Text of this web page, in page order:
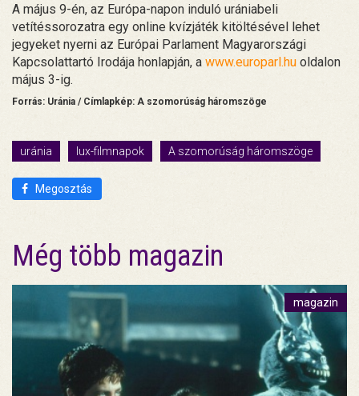
A május 9-én, az Európa-napon induló urániabeli
vetítéssorozatra egy online kvízjáték kitöltésével lehet
jegyeket nyerni az Európai Parlament Magyarországi
Kapcsolattartó Irodája honlapján, a www.europarl.hu oldalon
május 3-ig.
Forrás: Uránia / Címlapkép: A szomorúság háromszöge
uránia lux-filmnapok A szomorúság háromszöge
Megosztás
Még több magazin
magazin